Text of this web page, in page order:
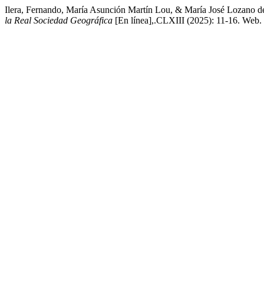
Ilera, Fernando, María Asunción Martín Lou, & María José Lozano
la Real Sociedad Geográfica [En línea],.CLXIII (2025): 11-16. Web.